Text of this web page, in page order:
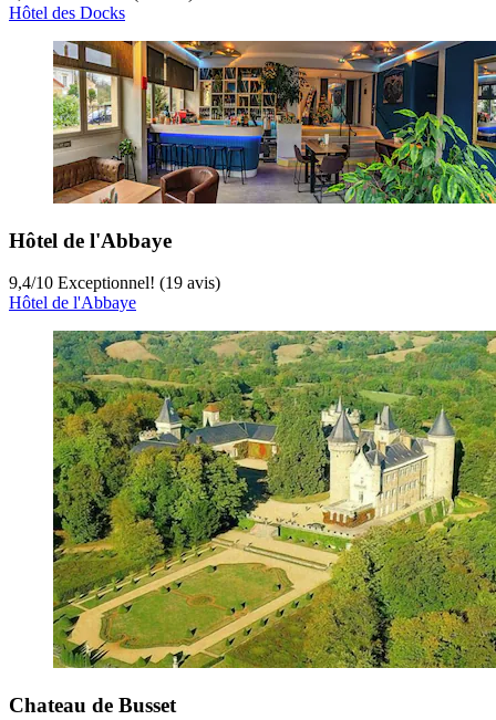
Hôtel des Docks
Hôtel de l'Abbaye
9,4/10 Exceptionnel! (19 avis)
Hôtel de l'Abbaye
Chateau de Busset